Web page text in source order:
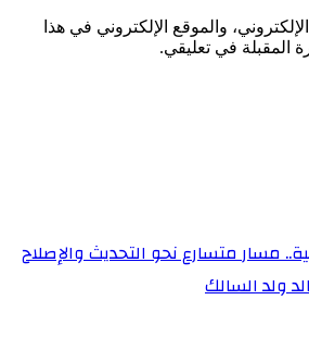
والموقع الإلكتروني في هذا
المقبلة في تعليقي.
مسار متسارع نحو التحديث والإصلاح
ولد السالك